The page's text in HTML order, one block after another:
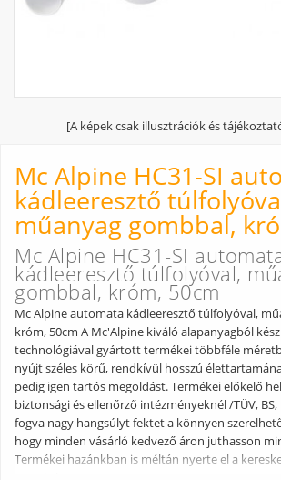
[A képek csak illusztrációk és
Mc Alpine HC31-SI
kádleeresztő
műanyag gombbal,
Mc Alpine HC31-SI
kádleeresztő túlfolyóval,
gombbal, króm, 50cm
Mc Alpine automata kádleeresztő túlfolyóval,
króm, 50cm A Mc'Alpine kiváló alapanyagból
technológiával gyártott termékei többféle
nyújt széles körű, rendkívül hosszú
pedig igen tartós megoldást. Termékei előkelő
biztonsági és ellenőrző intézményeknél /TÜV,
fogva nagy hangsúlyt fektet a könnyen
hogy minden vásárló kedvező áron juthasson
Termékei hazánkban is méltán nyerte el a